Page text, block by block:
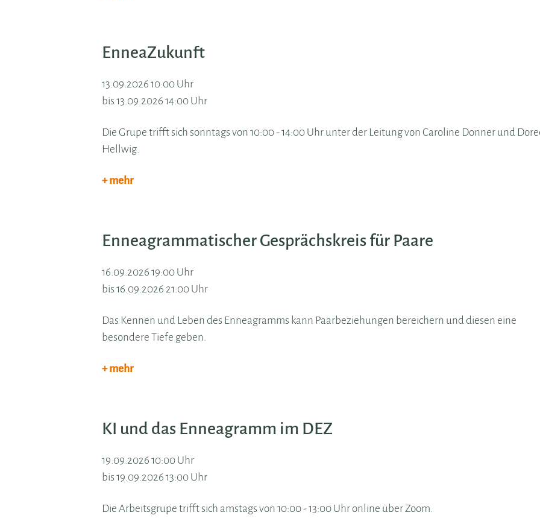
EnneaZukunft
13.09.2026 10:00 Uhr
bis 13.09.2026 14:00 Uhr
Die Grupe trifft sich sonntags von 10:00 - 14:00 Uhr unter der Leitung von Caroline Donner und
Hellwig.
+ mehr
Enneagrammatischer Gesprächskreis für Paare
16.09.2026 19:00 Uhr
bis 16.09.2026 21:00 Uhr
Das Kennen und Leben des Enneagramms kann Paarbeziehungen bereichern und diesen eine
besondere Tiefe geben.
+ mehr
KI und das Enneagramm im DEZ
19.09.2026 10:00 Uhr
bis 19.09.2026 13:00 Uhr
Die Arbeitsgrupe trifft sich amstags von 10:00 - 13:00 Uhr online über Zoom.